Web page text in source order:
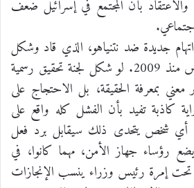
والاعتقاد بأن المجتمع في إسرائيل ضعف
جديدة ضد نتنياهو، الذي قاد وشكل
سياسة إسرائيل أمام حماس منذ 2009. لو شكل لجنة تحقيق رسمية
بمعرفة الحقيقة، بل الاحتجاج على
كاذبة تفيد بأن الفشل كله واقع على
أي شخص يتحدى ذلك سيقابل برد فعل
رؤساء جهاز الأمن، مهما كانوا، في
إمرة رئيس وزراء ينسب الإنجازات